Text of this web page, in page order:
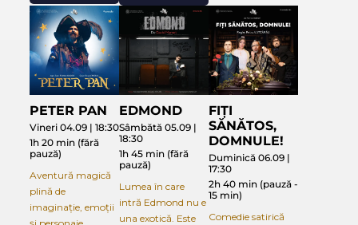
PETER PAN
Vineri 04.09 | 18:30
1h 20 min (fără
pauză)
Aventură magică
plină de
imaginație, emoții
EDMOND
Sâmbătă 05.09 |
18:30
1h 45 min (fără
pauză)
Lumea în care
intră Edmond nu e
una exotică. Este
FIȚI
SĂNĂTOS,
DOMNULE!
Duminică 06.09 |
17:30
2h 40 min (pauză -
15 min)
Comedie satirică